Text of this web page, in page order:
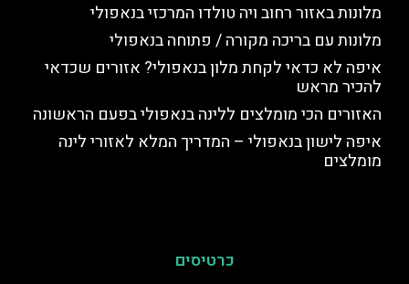
מלונות באזור רחוב ויה טולדו המרכזי בנאפולי
מלונות עם בריכה מקורה / פתוחה בנאפולי
איפה לא כדאי לקחת מלון בנאפולי? אזורים שכדאי
להכיר מראש
האזורים הכי מומלצים ללינה בנאפולי בפעם הראשונה
איפה לישון בנאפולי – המדריך המלא לאזורי לינה
מומלצים
כרטיסים